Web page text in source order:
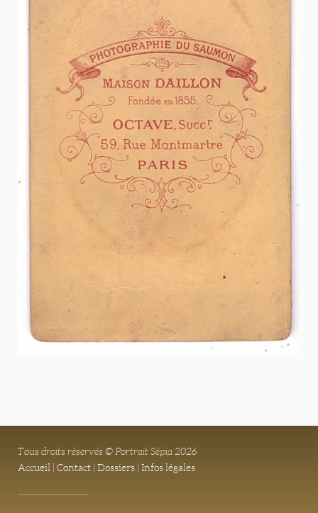
Tous droits réservés © Portrait Sépia 2026
Accueil
Contact Dossiers Infos légales